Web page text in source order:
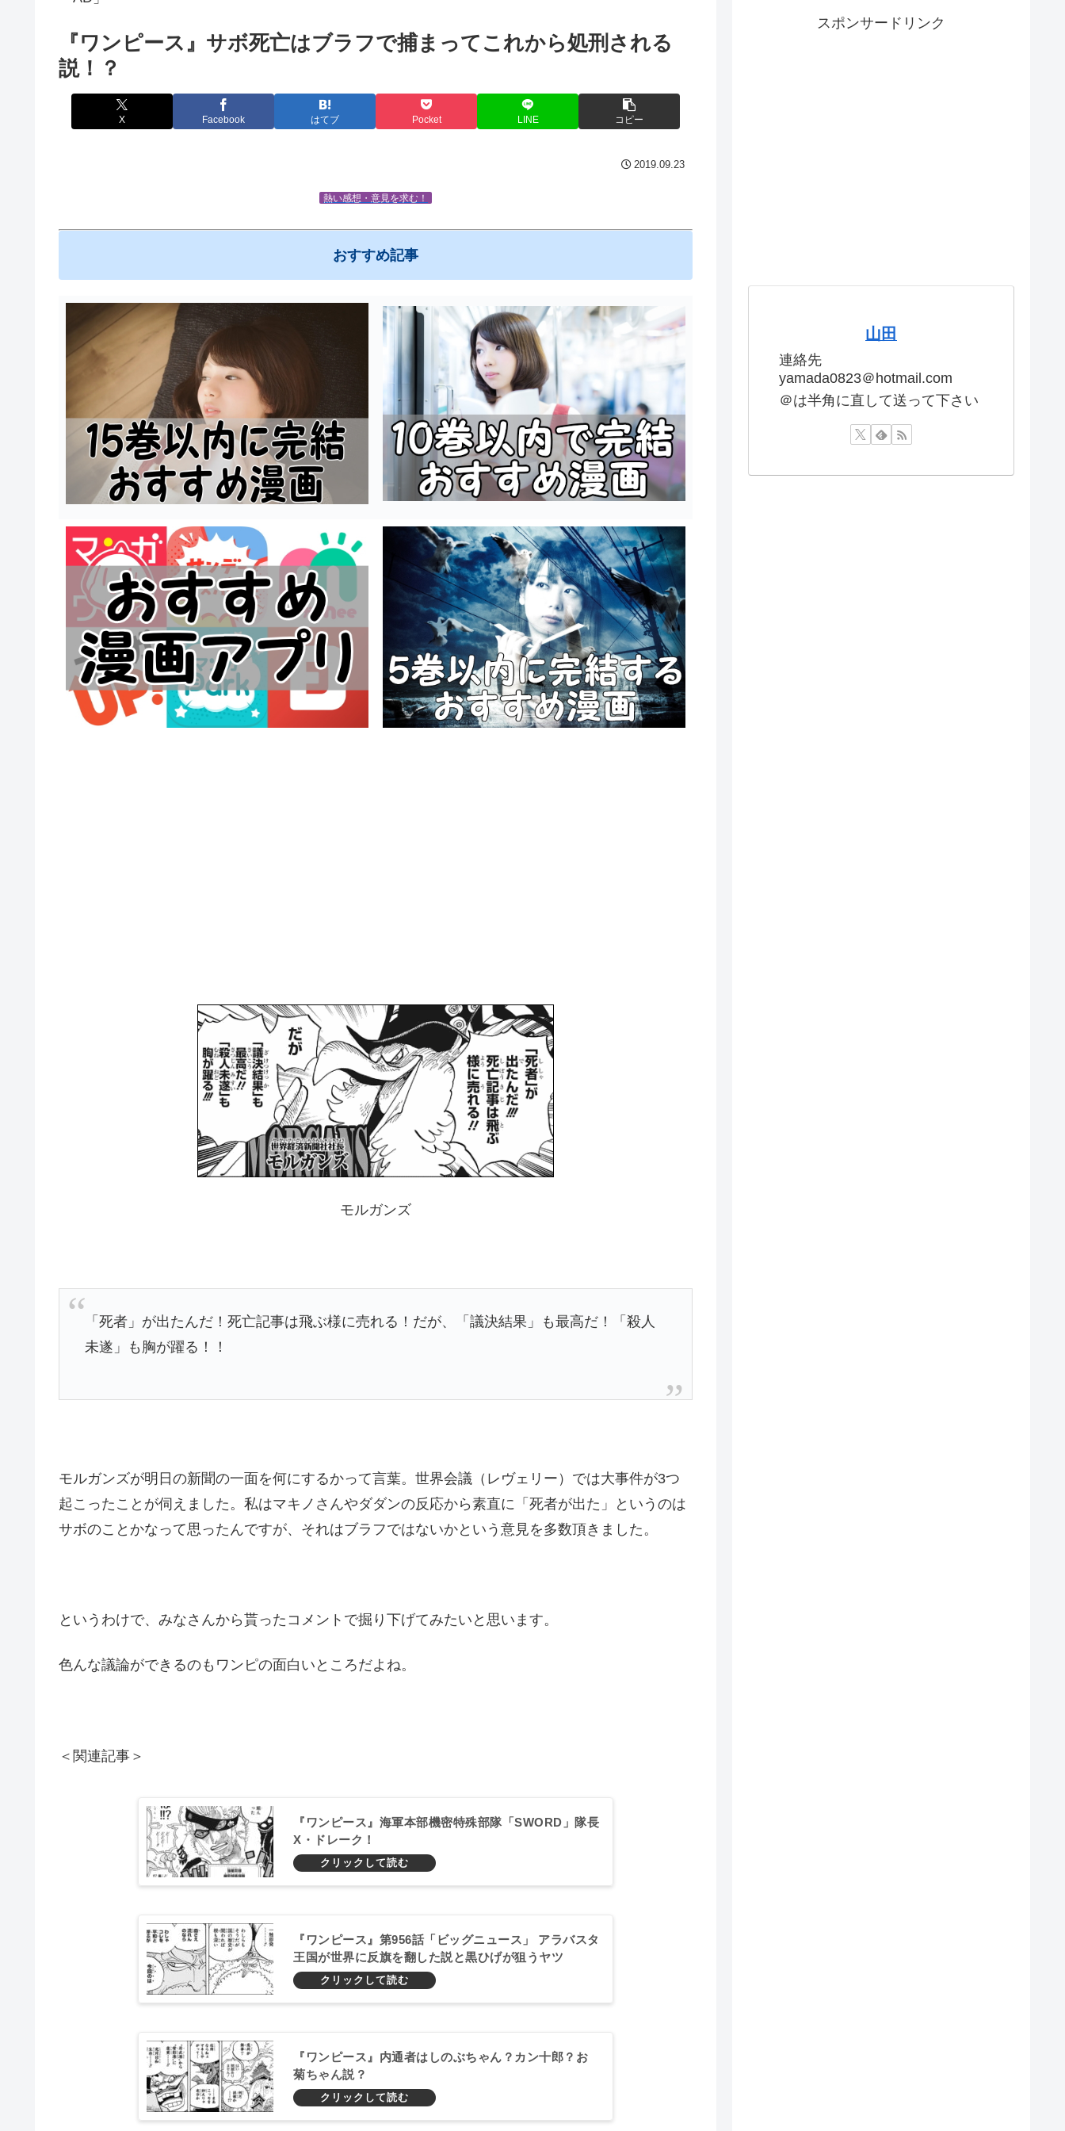
『ワンピース』サボ死亡はブラフで捕まってこれから処刑される
説！？
X Facebook はてブ Pocket LINE コピー
2019.09.23
熱い感想・意見を求む！
おすすめ記事
モルガンズ
「死者」が出たんだ！死亡記事は飛ぶ様に売れる！だが、「議決結果」も最高だ！「殺人
未遂」も胸が躍る！！
モルガンズが明日の新聞の一面を何にするかって言葉。世界会議（レヴェリー）では大事件が3つ
起こったことが伺えました。私はマキノさんやダダンの反応から素直に「死者が出た」というのは
サボのことかなって思ったんですが、それはブラフではないかという意見を多数頂きました。
というわけで、みなさんから貰ったコメントで掘り下げてみたいと思います。
色んな議論ができるのもワンピの面白いところだよね。
＜関連記事＞
『ワンピース』海軍本部機密特殊部隊「SWORD」隊長
X・ドレーク！
『ワンピース』第956話「ビッグニュース」 アラバスタ
王国が世界に反旗を翻した説と黒ひげが狙うヤツ
『ワンピース』内通者はしのぶちゃん？カン十郎？お
菊ちゃん説？
スポンサードリンク
山田
連絡先
yamada0823＠hotmail.com
＠は半角に直して送って下さい